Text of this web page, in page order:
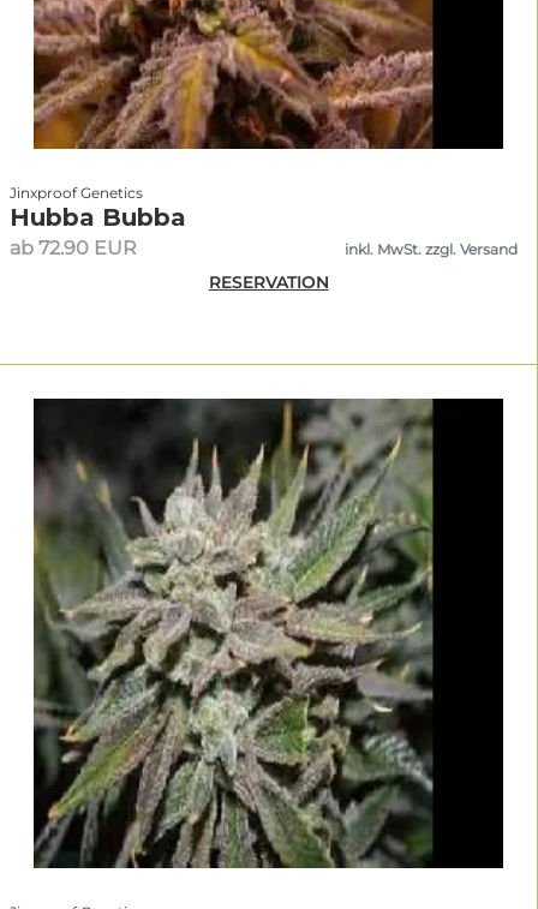
Jinxproof Genetics
Hubba Bubba
ab 72.90 EUR inkl. MwSt. zzgl. Versand
RESERVATION